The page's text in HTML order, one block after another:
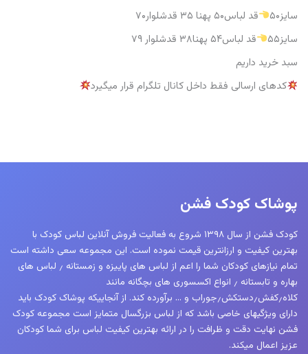
سایز۵۰
قد لباس۵۰ پهنا ۳۵ قدشلوار۷۰
سایز۵۵
قد لباس۵۴ پهنا۳۸ قدشلوار ۷۹
سبد خرید داریم
کدهای ارسالی فقط داخل کانال تلگرام قرار میگیرد
پوشاک کودک فشن
کودک فشن از سال ۱۳۹۸ شروع به فعالیت فروش آنلاین لباس کودک با
بهترین کیفیت و ارزانترین قیمت نموده است. این مجموعه سعی داشته است
تمام نیازهای کودکان شما را اعم از لباس های پاییزه و زمستانه ٫ لباس های
بهاره و تابستانه ٫ انواع اکسسوری های بچگانه مانند
کلاه٫کفش٫دستکش٫جوراب و … برآورده کند. از آنجاییکه پوشاک کودک باید
دارای ویژگیهای خاصی باشد که از لباس بزرگسال متمایز است مجموعه کودک
فشن نهایت دقت و ظرافت را در ارائه بهترین کیفیت لباس برای شما کودکان
عزیز اعمال میکند.